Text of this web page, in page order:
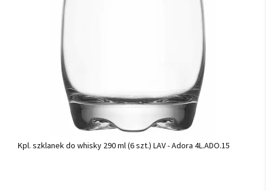
Kpl. szklanek do whisky 290 ml (6 szt.) LAV - Adora 4L.ADO.15